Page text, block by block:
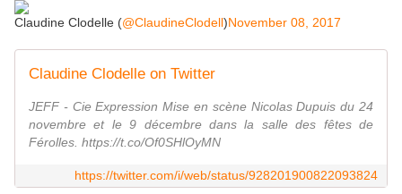
Claudine Clodelle (@ClaudineClodell)November 08, 2017
Claudine Clodelle on Twitter
JEFF - Cie Expression Mise en scène Nicolas Dupuis du 24
novembre et le 9 décembre dans la salle des fêtes de
Férolles. https://t.co/Of0SHlOyMN
https://twitter.com/i/web/status/928201900822093824